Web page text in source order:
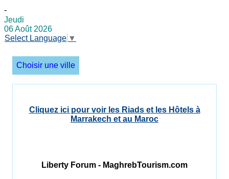
-
Jeudi
06 Août 2026
Select Language ▼
Choisir une ville
Cliquez ici pour voir les Riads et les Hôtels à
Marrakech et au Maroc
Liberty Forum - MaghrebTourism.com